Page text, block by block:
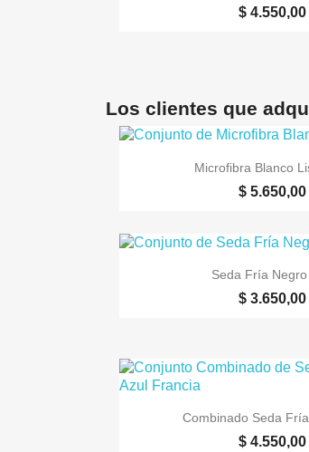
$ 4.550,00
Los clientes que
 Vista
Microfibra Blanco
$ 5.650,00
 Vista
Seda Fría Negro
$ 3.650,00
 Vista
Combinado Seda
$ 4.550,00